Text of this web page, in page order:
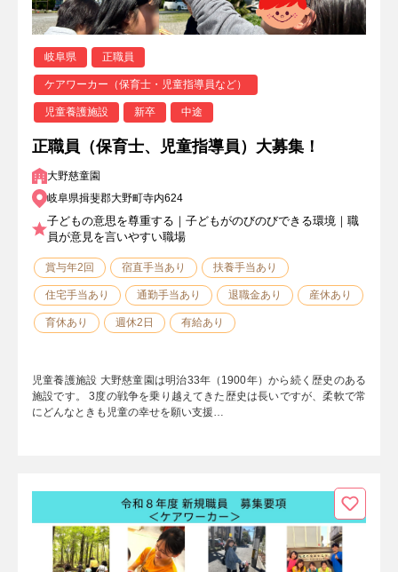
岐阜県 正職員
ケアワーカー（保育士・児童指導員など）
児童養護施設 新卒 中途
正職員（保育士、児童指導員）大募集！
大野慈童園
岐阜県揖斐郡大野町寺内624
子どもの意思を尊重する｜子どもがのびのびできる環境｜職
員が意見を言いやすい職場
賞与年2回 宿直手当あり 扶養手当あり
住宅手当あり 通勤手当あり 退職金あり 産休あり
育休あり 週休2日 有給あり
児童養護施設 大野慈童園は明治33年（1900年）から続く歴史のある
施設です。 3度の戦争を乗り越えてきた歴史は長いですが、柔軟で常
にどんなときも児童の幸せを願い支援…